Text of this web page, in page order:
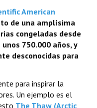
American
de una amplísima
congeladas desde
750.000 años, y
desconocidas para
para inspirar la
Un ejemplo es el
The Thaw (Arctic